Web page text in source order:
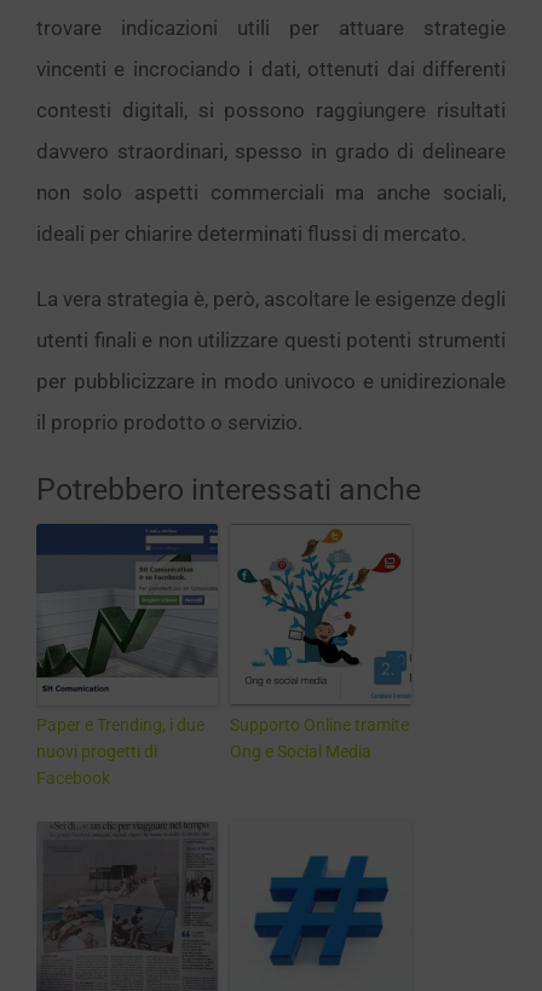
trovare indicazioni utili per attuare strategie
vincenti e incrociando i dati, ottenuti dai differenti
contesti digitali, si possono raggiungere risultati
davvero straordinari, spesso in grado di delineare
non solo aspetti commerciali ma anche sociali,
ideali per chiarire determinati flussi di mercato.
La vera strategia è, però, ascoltare le esigenze degli
utenti finali e non utilizzare questi potenti strumenti
per pubblicizzare in modo univoco e unidirezionale
il proprio prodotto o servizio.
Potrebbero interessati anche
Paper e Trending, i due
nuovi progetti di
Facebook
Supporto Online tramite
Ong e Social Media